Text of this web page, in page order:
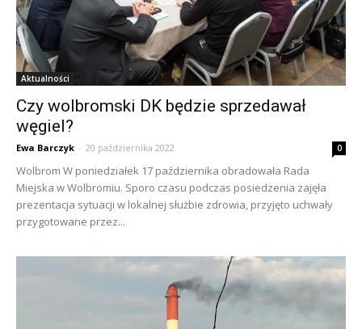
Aktualności
Czy wolbromski DK będzie sprzedawał
węgiel?
Ewa Barczyk - 20 października 2022 0
Wolbrom W poniedziałek 17 października obradowała Rada
Miejska w Wolbromiu. Sporo czasu podczas posiedzenia zajęła
prezentacja sytuacji w lokalnej służbie zdrowia, przyjęto uchwały
przygotowane przez...